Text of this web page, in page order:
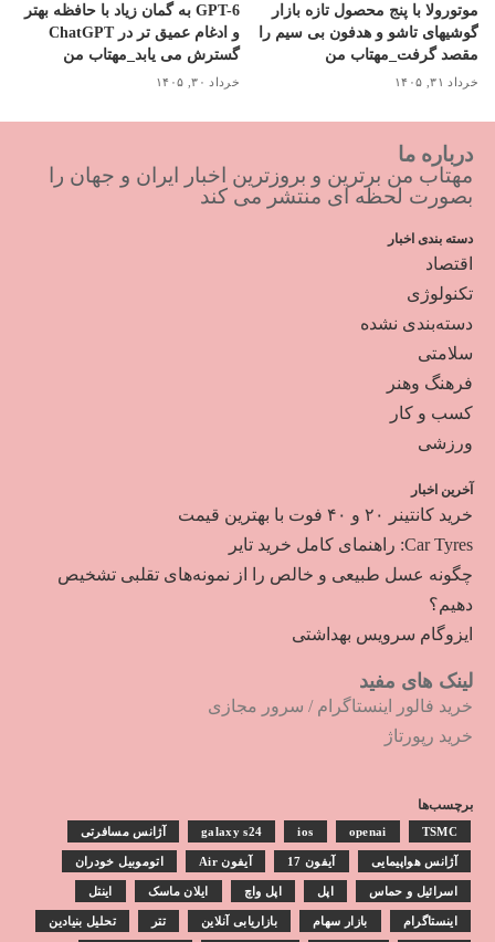
موتورولا با پنج محصول تازه بازار
گوشیهای تاشو و هدفون بی سیم را
مقصد گرفت_مهتاب من
خرداد ۳۱, ۱۴۰۵
GPT-6 به گمان زیاد با حافظه بهتر
و ادغام عمیق تر در ChatGPT
گسترش می یابد_مهتاب من
خرداد ۳۰, ۱۴۰۵
درباره ما
مهتاب من برترین و بروزترین اخبار ایران و جهان را
بصورت لحظه ای منتشر می کند
دسته بندی اخبار
اقتصاد
تکنولوژی
دسته‌بندی نشده
سلامتی
فرهنگ وهنر
کسب و کار
ورزشی
آخرین اخبار
خرید کانتینر ۲۰ و ۴۰ فوت با بهترین قیمت
Car Tyres: راهنمای کامل خرید تایر
چگونه عسل طبیعی و خالص را از نمونه‌های تقلبی تشخیص
دهیم؟
ایزوگام سرویس بهداشتی
لینک های مفید
خرید فالور اینستاگرام / سرور مجازی
خرید رپورتاژ
برچسب‌ها
galaxy s24 ios openai TSMC آژانس مسافرتی
آژانس هواپیمایی آیفون 17 آیفون Air اتوموبیل خودران
اسرائیل و حماس اپل اپل واچ ایلان ماسک اینتل
اینستاگرام بازار سهام بازاریابی آنلاین تتر تحلیل بنیادین